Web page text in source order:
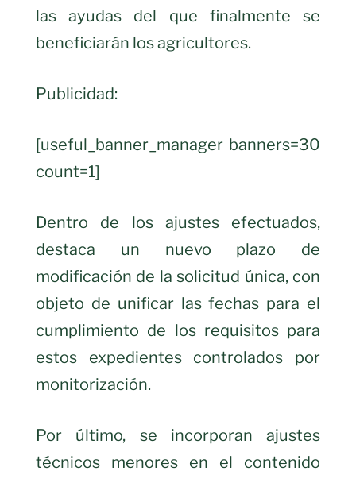
las ayudas del que finalmente se
beneficiarán los agricultores.
Publicidad:
[useful_banner_manager banners=30
count=1]
Dentro de los ajustes efectuados,
destaca un nuevo plazo de
modificación de la solicitud única, con
objeto de unificar las fechas para el
cumplimiento de los requisitos para
estos expedientes controlados por
monitorización.
Por último, se incorporan ajustes
técnicos menores en el contenido